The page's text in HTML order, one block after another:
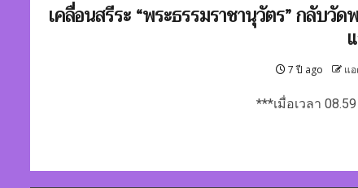
เคลื่อนสรีระ “พระธรรมราชานุวัตร” กลับวัด
7 ปี ago แ
***เมื่อเวลา 08.59